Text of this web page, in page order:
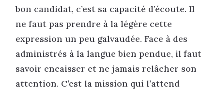
bon candidat, c’est sa capacité d’écoute. Il
ne faut pas prendre à la légère cette
expression un peu galvaudée. Face à des
administrés à la langue bien pendue, il faut
savoir encaisser et ne jamais relâcher son
attention. C’est la mission qui l’attend